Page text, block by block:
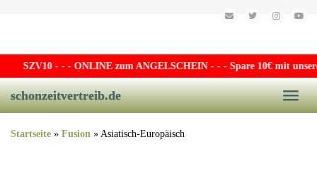
SZV10- - - ONLINE zum ANGELSCHEIN - - - Spare 10€ mit
schonzeitvertreib.de
Startseite » Fusion » Asiatisch-Europäisch